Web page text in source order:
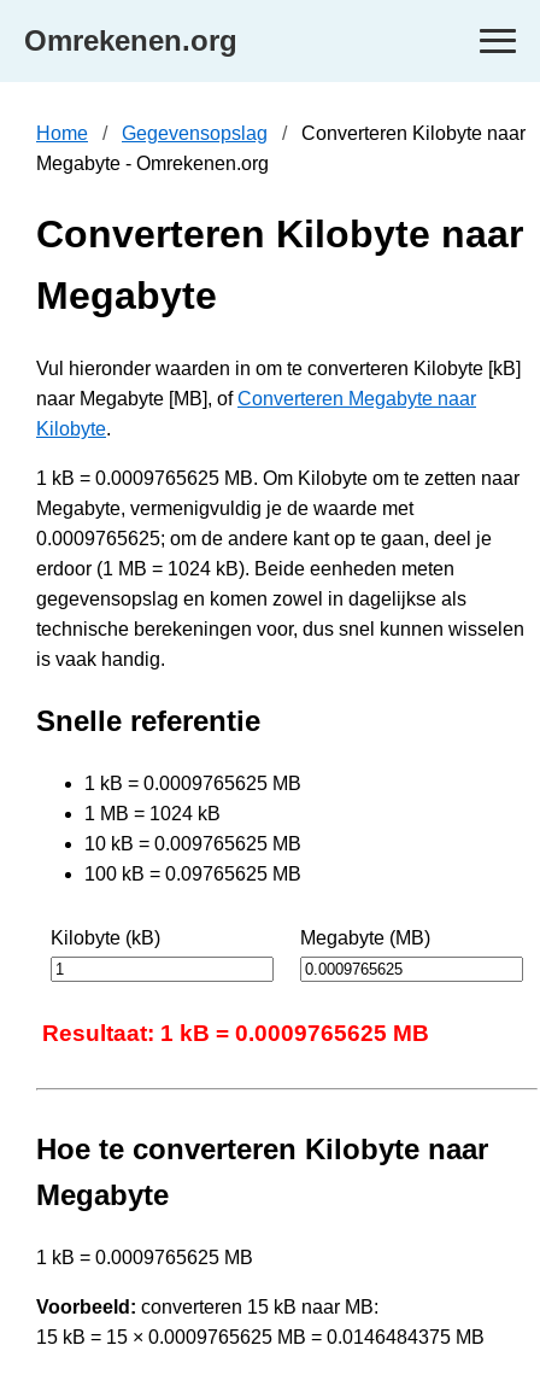
Omrekenen.org
Home Gegevensopslag
Converteren Kilobyte naar
Megabyte - Omrekenen.org
Converteren Kilobyte naar
Megabyte
Vul hieronder waarden in om te converteren Kilobyte [kB]
naar Megabyte [MB], ofConverteren Megabyte naar
Kilobyte.
1 kB = 0.0009765625 MB. Om Kilobyte om te zetten naar
Megabyte, vermenigvuldig je de waarde met
0.0009765625; om de andere kant op te gaan, deel je
erdoor (1 MB = 1024 kB). Beide eenheden meten
gegevensopslag en komen zowel in dagelijkse als
technische berekeningen voor, dus snel kunnen wisselen
is vaak handig.
Snelle referentie
1 kB = 0.0009765625 MB
1 MB = 1024 kB
10 kB = 0.009765625 MB
100 kB = 0.09765625 MB
Kilobyte (kB) Megabyte (MB)
Resultaat: 1 kB = 0.0009765625 MB
Hoe te converteren Kilobyte naar
Megabyte
1 kB = 0.0009765625 MB
Voorbeeld: converteren 15 kB naar MB:
15 kB = 15 × 0.0009765625 MB = 0.0146484375 MB